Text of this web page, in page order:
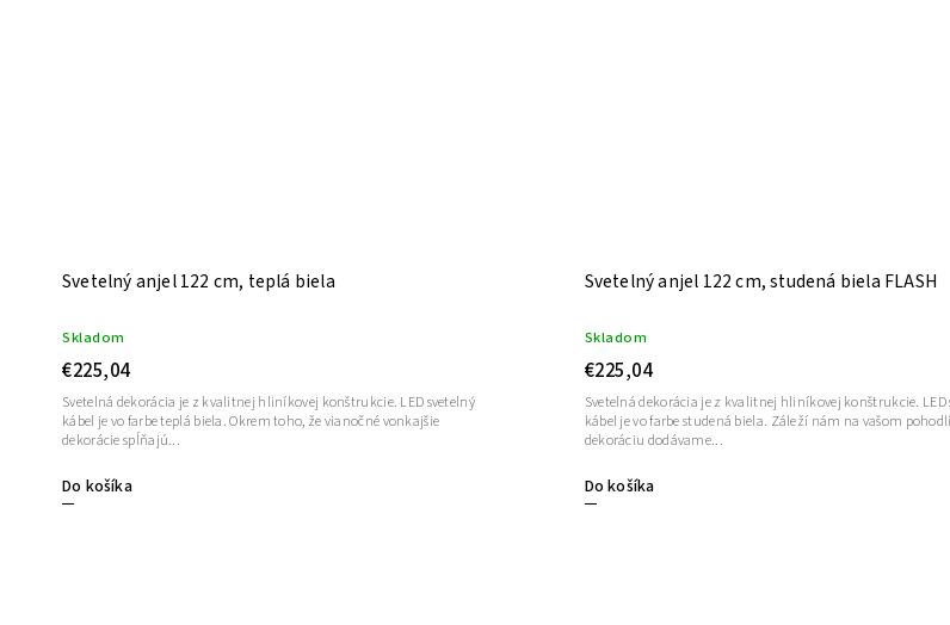
Svetelný anjel 122 cm, teplá biela
Skladom
€225,04
Do košíka
Svetelná dekorácia je z kvalitnej hliníkovej konštrukcie. LED svetelný
kábel je vo farbe teplá biela. Okrem toho, že vianočné vonkajšie
dekorácie spĺňajú...
Svetelný anjel 122 cm, studená biela FLASH
Skladom
€225,04
Do košíka
Svetelná dekorácia je z kvalitnej hliníkovej konštrukcie. LED
kábel je vo farbe studená biela. Záleží nám na vašom
dekoráciu dodávame...